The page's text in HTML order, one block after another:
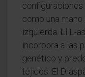
como una
izquierda. El L-
incorpora a las
genético y
tejidos. El D-